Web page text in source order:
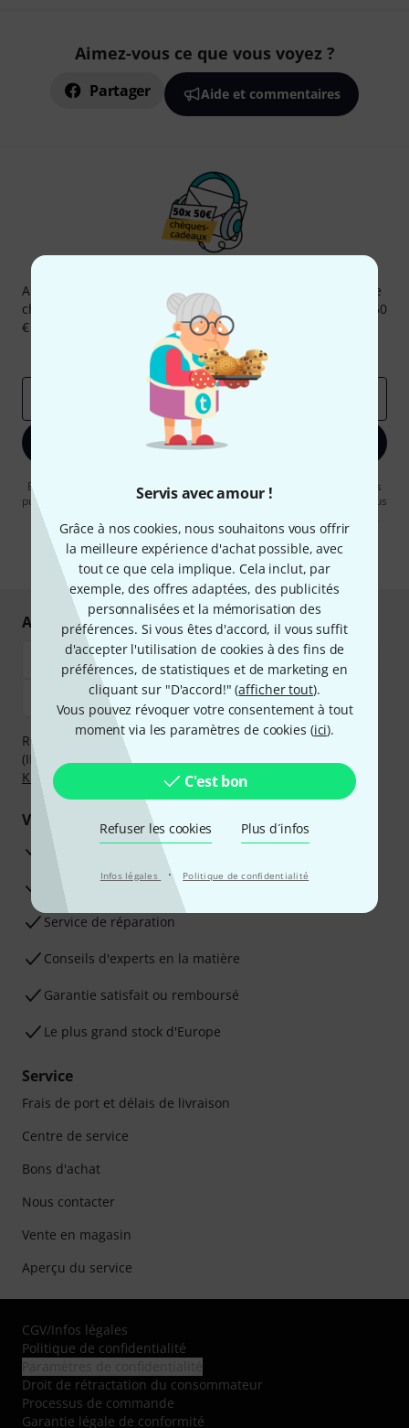
Servis avec amour !
Grâce à nos cookies, nous souhaitons vous offrir
la meilleure expérience d'achat possible, avec
tout ce que cela implique. Cela inclut, par
exemple, des offres adaptées, des publicités
personnalisées et la mémorisation des
préférences. Si vous êtes d'accord, il vous suffit
d'accepter l'utilisation de cookies à des fins de
préférences, de statistiques et de marketing en
cliquant sur "D'accord!" (afficher tout).
Vous pouvez révoquer votre consentement à tout
moment via les paramètres de cookies (ici).
C'est bon
Refuser les cookies Plus d´infos
Infos légales · Politique de confidentialité
Aimez-vous ce que vous voyez ?
Partager Aide et commentaires
Abonnez-vous à la newsletter Thomann et, avec un peu de
chance, gagnez l'un des 50 bons d'achat d'une valeur de 50
€ chacun!
Articles inspirants
Deals Aperçus Thomann
S'inscrire maintenant
En cliquant sur "S'inscrire maintenant", vous acceptez de recevoir des
publicités par e-mail. La désinscription est possible à tout moment. Vous
pouvez trouver plus d'informations à ce sujet dans notre
confidentialité.
Achetez et payez en toute sécurité
Réglez de manière sûre et sécurisée par Virement
(IBAN/BIC), PayPal, Amazon Pay,Klarna Payer Maintenant
Klarna Payer en 3 fois
ou Carte de crédit.
Vos avantages
Ga­ran­tie Thomann 3 ans
Garantie 30 jours satisfait ou remboursé
Service de réparation
Conseils d'experts en la matière
Garantie satisfait ou remboursé
Le plus grand stock d'Europe
Service
Frais de port et délais de livraison
Centre de service
Bons d'achat
Nous contacter
Vente en magasin
Aperçu du service
CGV/Infos légales
Politique de confidentialité
Droit de rétractation du consommateur
Processus de commande
Garantie légale de conformité